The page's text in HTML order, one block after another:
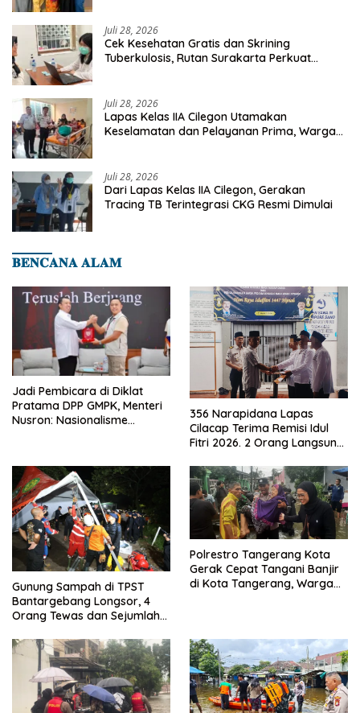
Juli 28, 2026
Cek Kesehatan Gratis dan Skrining
Tuberkulosis, Rutan Surakarta Perkuat
Juli 28, 2026
Lapas Kelas IIA Cilegon Utamakan
Keselamatan dan Pelayanan Prima, Warga
Juli 28, 2026
Dari Lapas Kelas IIA Cilegon, Gerakan
Tracing TB Terintegrasi CKG Resmi Dimulai
𝐁𝐄𝐍𝐂𝐀𝐍𝐀 𝐀𝐋𝐀𝐌
Jadi Pembicara di Diklat
Pratama DPP GMPK, Menteri
Nusron: Nasionalisme
356 Narapidana Lapas
Cilacap Terima Remisi Idul
Fitri 2026. 2 Orang Langsung
Gunung Sampah di TPST
Bantargebang Longsor, 4
Orang Tewas dan Sejumlah
Polrestro Tangerang Kota
Gerak Cepat Tangani Banjir
di Kota Tangerang, Warga